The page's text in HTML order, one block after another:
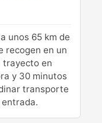
unos 65 km de
recogen en un
trayecto en
y 30 minutos
transporte